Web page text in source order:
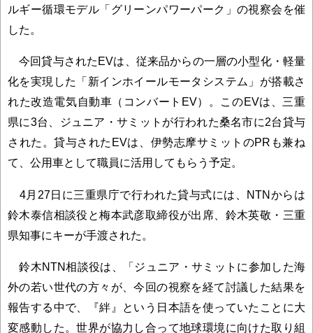
ルギー循環モデル「グリーンパワーパーク」の視察会を催
した。
今回貸与されたEVは、従来品からの一層の小型化・軽量
化を実現した「新インホイールモータシステム」が搭載さ
れた改造電気自動車（コンバートEV）。このEVは、三重
県に3台、ジュニア・サミットが行われた桑名市に2台貸与
された。貸与されたEVは、伊勢志摩サミットのPRも兼ね
て、公用車として職員に活用してもらう予定。
4月27日に三重県庁で行われた貸与式には、NTNからは
鈴木泰信相談役と梅本武彦取締役が出席、鈴木英敬・三重
県知事にキーが手渡された。
鈴木NTN相談役は、「ジュニア・サミットに参加した海
外の若い世代の方々が、今回の視察を経て討議した結果を
報告する中で、『絆』という日本語を使っていたことに大
変感動した。世界が協力し合って地球環境に向けた取り組